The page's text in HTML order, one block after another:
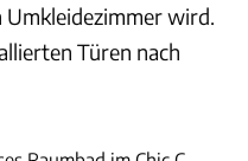
wird.
Türen nach